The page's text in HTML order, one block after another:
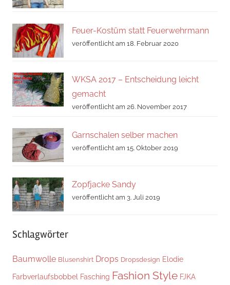
Feuer-Kostüm statt Feuerwehrmann
veröffentlicht am 18. Februar 2020
WKSA 2017 – Entscheidung leicht
gemacht
veröffentlicht am 26. November 2017
Garnschalen selber machen
veröffentlicht am 15. Oktober 2019
Zopfjacke Sandy
veröffentlicht am 3. Juli 2019
Schlagwörter
Baumwolle Blusenshirt Drops Dropsdesign Elodie
Farbverlaufsbobbel Fasching Fashion Style FJKA